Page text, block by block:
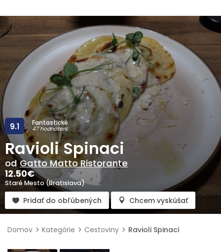
Fantastické
47 hodnotení
9.1
Ravioli Spinaci
odGatto Matto Ristorante
12.50€
Staré Mesto (Bratislava)
Pridať do obľúbených Chcem vyskúšať
Domov Kategórie Cestoviny Ravioli Spinaci